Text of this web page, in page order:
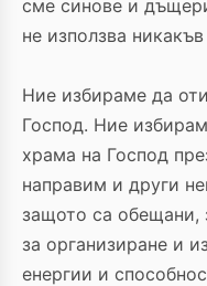
сме синове и
не използва
Ние избираме да
Господ. Ние
храма на Господ
направим и други
защото са
за организиране и
енергии и